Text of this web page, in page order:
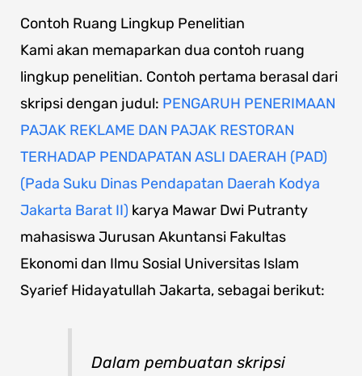
Contoh Ruang Lingkup Penelitian
Kami akan memaparkan dua contoh ruang
lingkup penelitian. Contoh pertama berasal dari
skripsi dengan judul: PENGARUH PENERIMAAN
PAJAK REKLAME DAN PAJAK RESTORAN
TERHADAP PENDAPATAN ASLI DAERAH (PAD)
(Pada Suku Dinas Pendapatan Daerah Kodya
Jakarta Barat II) karya Mawar Dwi Putranty
mahasiswa Jurusan Akuntansi Fakultas
Ekonomi dan Ilmu Sosial Universitas Islam
Syarief Hidayatullah Jakarta, sebagai berikut:
Dalam pembuatan skripsi